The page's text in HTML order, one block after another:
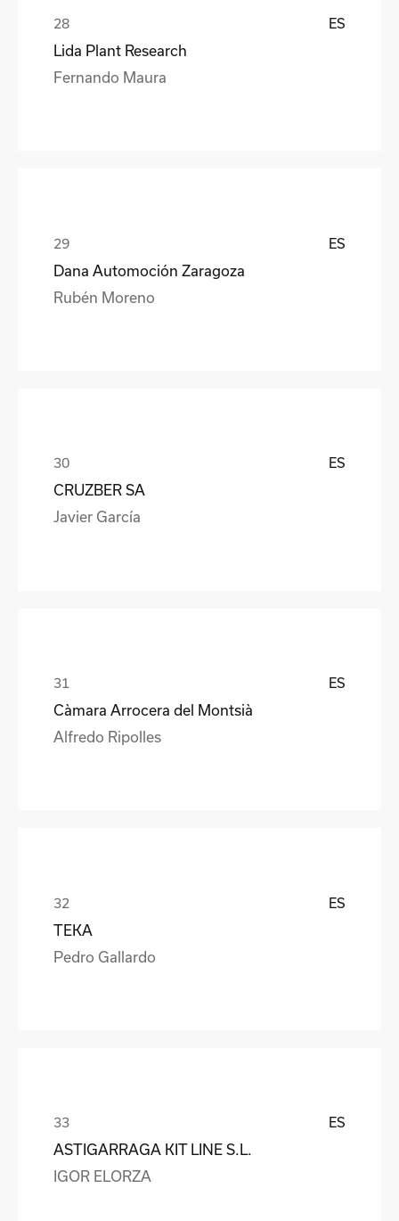
ES
Lida Plant Research
Fernando Maura
ES
Dana Automoción Zaragoza
Rubén Moreno
ES
CRUZBER SA
Javier García
ES
Càmara Arrocera del Montsià
Alfredo Ripolles
ES
TEKA
Pedro Gallardo
ES
ASTIGARRAGA KIT LINE S.L.
IGOR ELORZA